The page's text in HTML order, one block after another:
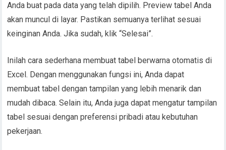
Anda buat pada data yang telah dipilih. Preview tabel Anda
akan muncul di layar. Pastikan semuanya terlihat sesuai
keinginan Anda. Jika sudah, klik “Selesai”.
Inilah cara sederhana membuat tabel berwarna otomatis di
Excel. Dengan menggunakan fungsi ini, Anda dapat
membuat tabel dengan tampilan yang lebih menarik dan
mudah dibaca. Selain itu, Anda juga dapat mengatur tampilan
tabel sesuai dengan preferensi pribadi atau kebutuhan
pekerjaan.